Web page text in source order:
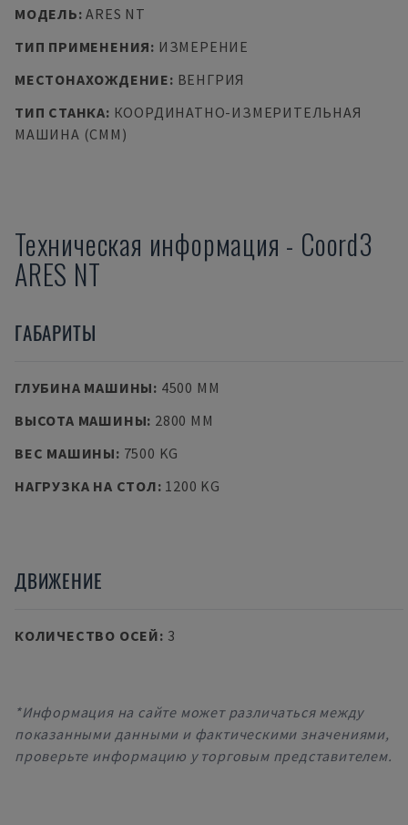
МОДЕЛЬ:ARES NT
ТИП ПРИМЕНЕНИЯ: ИЗМЕРЕНИЕ
МЕСТОНАХОЖДЕНИЕ: ВЕНГРИЯ
ТИП СТАНКА: КООРДИНАТНО-ИЗМЕРИТЕЛЬНАЯ
МАШИНА (CMM)
Техническая информация - Coord3
ARES NT
ГАБАРИТЫ
ГЛУБИНА МАШИНЫ: 4500 MM
ВЫСОТА МАШИНЫ: 2800 MM
ВЕС МАШИНЫ: 7500 KG
НАГРУЗКА НА СТОЛ: 1200 KG
ДВИЖЕНИЕ
КОЛИЧЕСТВО ОСЕЙ: 3
*Информация на сайте может различаться между
показанными данными и фактическими значениями,
проверьте информацию у торговым представителем.